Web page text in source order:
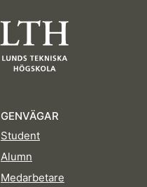
GENVÄGAR
Student
Alumn
Medarbetare